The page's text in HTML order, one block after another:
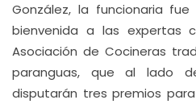
González, la funcionaria
bienvenida a las expertas
Asociación de Cocineras
paranguas, que al lado
disputarán tres premios